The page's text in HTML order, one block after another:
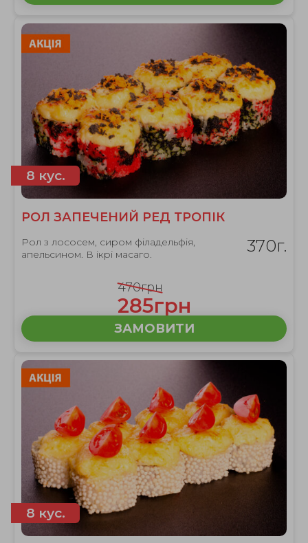
8 кус.
РОЛ ЗАПЕЧЕНИЙ РЕД ТРОПІК
Рол з лососем, сиром філадельфія,
апельсином. В ікрі масаго.
370г.
470грн
285грн
ЗАМОВИТИ
8 кус.